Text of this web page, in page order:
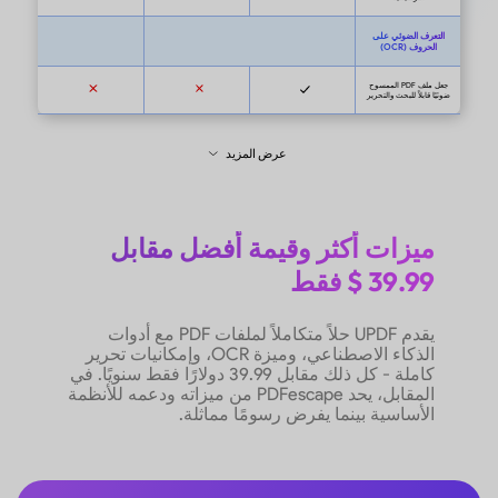
ميزات أكثر وقيمة أفضل مقابل
39.99 $ فقط
يقدم UPDF حلاً متكاملاً لملفات PDF مع أدوات
الذكاء الاصطناعي، وميزة OCR، وإمكانيات تحرير
كاملة - كل ذلك مقابل 39.99 دولارًا فقط سنويًا. في
المقابل، يحد PDFescape من ميزاته ودعمه للأنظمة
الأساسية بينما يفرض رسومًا مماثلة.